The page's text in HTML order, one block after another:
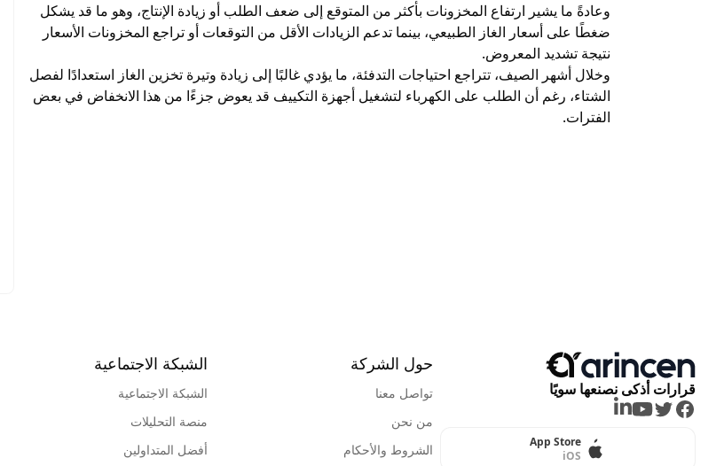
وعادةً ما يشير ارتفاع المخزونات بأكثر من المتوقع إلى ضعف الطلب أو زيادة الإنتاج، وهو ما قد يشكل
ضغطًا على أسعار الغاز الطبيعي، بينما تدعم الزيادات الأقل من التوقعات أو تراجع المخزونات الأسعار
نتيجة تشديد المعروض.
وخلال أشهر الصيف، تتراجع احتياجات التدفئة، ما يؤدي غالبًا إلى زيادة وتيرة تخزين الغاز استعدادًا لفصل
الشتاء، رغم أن الطلب على الكهرباء لتشغيل أجهزة التكييف قد يعوض جزءًا من هذا الانخفاض في بعض
الفترات.
قرارات أذكى نصنعها سويًا
Facebook
Twitter
Youtube
LinkedIn
App Store
iOS
حول الشركة
تواصل معنا
من نحن
الشروط والأحكام
الشبكة الاجتماعية
الشبكة الاجتماعية
منصة التحليلات
أفضل المتداولين